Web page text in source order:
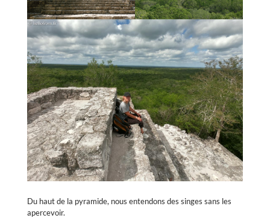
Du haut de la pyramide, nous entendons des singes sans les
apercevoir.